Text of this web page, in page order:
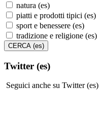
natura (es)
piatti e prodotti tipici (es)
sport e benessere (es)
tradizione e religione (es)
Twitter (es)
Seguici anche su Twitter (es)